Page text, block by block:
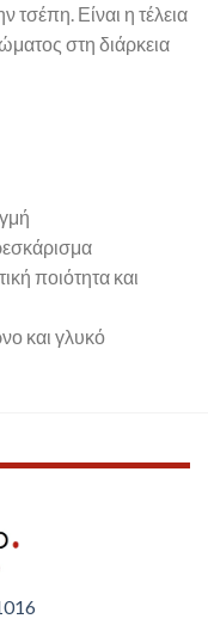
τσέπη. Είναι η τέλεια
στη διάρκεια
ποιότητα και
και γλυκό